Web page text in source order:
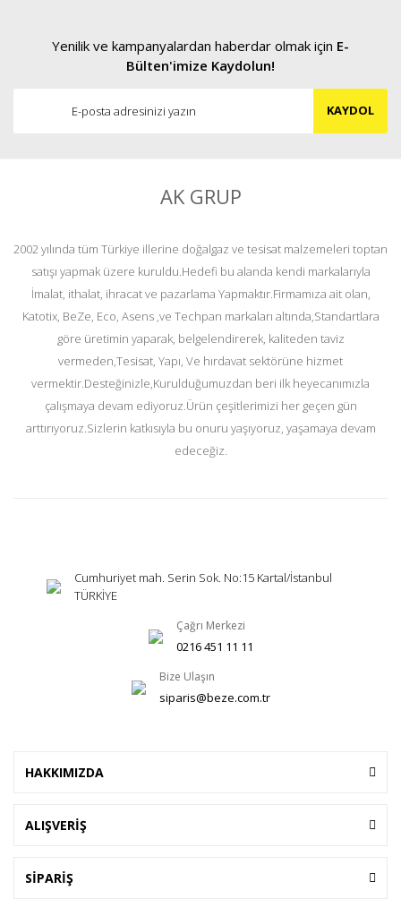
Yenilik ve kampanyalardan haberdar olmak için E-
Bülten'imize Kaydolun!
KAYDOL
AK GRUP
2002 yılında tüm Türkiye illerine doğalgaz ve tesisat malzemeleri toptan
satışı yapmak üzere kuruldu.Hedefi bu alanda kendi markalarıyla
İmalat, ithalat, ihracat ve pazarlama Yapmaktır.Firmamıza ait olan,
Katotix, BeZe, Eco, Asens ,ve Techpan markaları altında,Standartlara
göre üretimin yaparak, belgelendirerek, kaliteden taviz
vermeden,Tesisat, Yapı, Ve hırdavat sektörüne hizmet
vermektir.Desteğinizle,Kurulduğumuzdan beri ilk heyecanımızla
çalışmaya devam ediyoruz.Ürün çeşitlerimizi her geçen gün
arttırıyoruz.Sizlerin katkısıyla bu onuru yaşıyoruz, yaşamaya devam
edeceğiz.
Cumhuriyet mah. Serin Sok. No:15 Kartal/İstanbul
TÜRKİYE
Çağrı Merkezi
0216 451 11 11
Bize Ulaşın
siparis@beze.com.tr
HAKKIMIZDA
ALIŞVERİŞ
SİPARİŞ